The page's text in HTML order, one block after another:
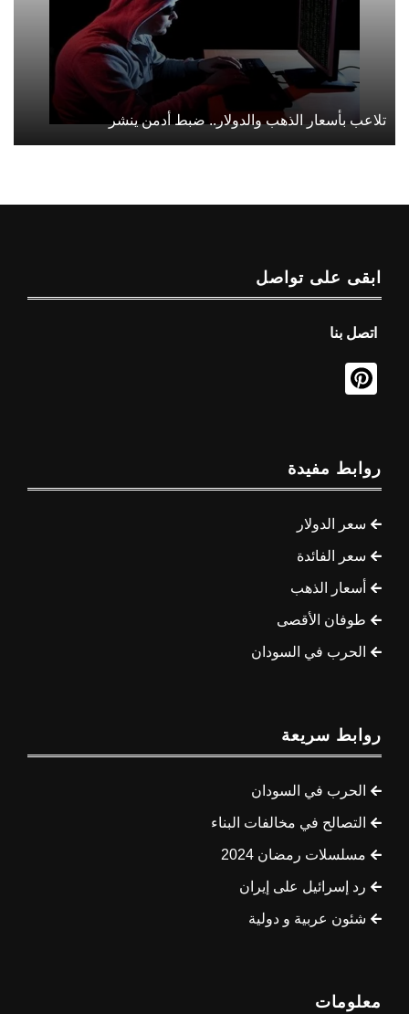
تلاعب بأسعار الذهب والدولار.. ضبط أدمن ينشر
ابقى على تواصل
اتصل بنا
روابط مفيدة
سعر الدولار
سعر الفائدة
أسعار الذهب
طوفان الأقصى
الحرب في السودان
روابط سريعة
الحرب في السودان
التصالح في مخالفات البناء
مسلسلات رمضان 2024
رد إسرائيل على إيران
شئون عربية و دولية
معلومات